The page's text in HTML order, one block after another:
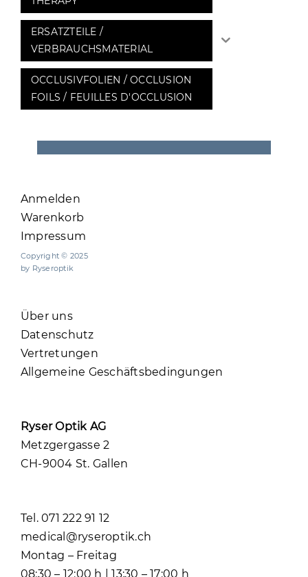
ERSATZTEILE /
VERBRAUCHSMATERIAL
OCCLUSIVFOLIEN / OCCLUSION
FOILS / FEUILLES D'OCCLUSION
Anmelden
Warenkorb
Impressum
Copyright © 2025
by Ryseroptik
Über uns
Datenschutz
Vertretungen
Allgemeine Geschäftsbedingungen
Ryser Optik AG
Metzgergasse 2
CH-9004 St. Gallen
Tel. 071 222 91 12
medical@ryseroptik.ch
Montag – Freitag
08:30 – 12:00 h | 13:30 – 17:00 h